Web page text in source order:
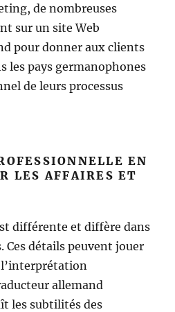
de nombreuses
sur un site Web
pour donner aux clients
les pays germanophones
de leurs processus
EN
LES AFFAIRES ET
différente et diffère dans
Ces détails peuvent jouer
allemand
les subtilités des